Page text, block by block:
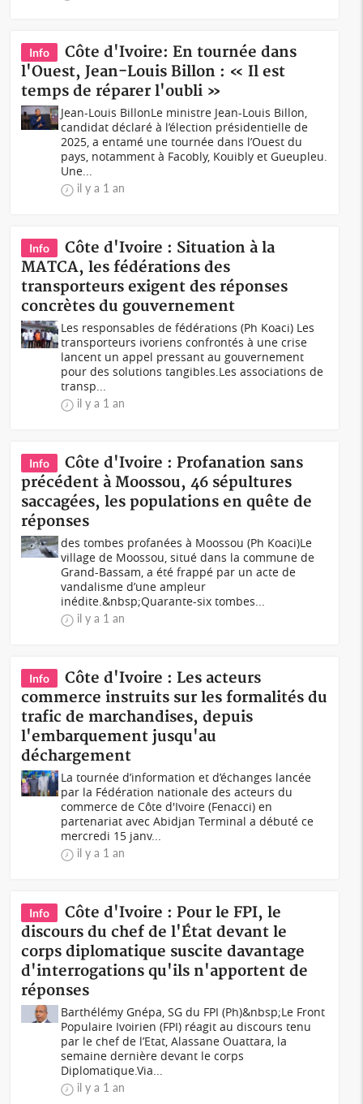
Info
Côte d'Ivoire: En tournée dans
l'Ouest, Jean-Louis Billon : « Il est
temps de réparer l'oubli »
Jean-Louis BillonLe ministre Jean-Louis Billon,
candidat déclaré à l’élection présidentielle de
2025, a entamé une tournée dans l’Ouest du
pays, notamment à Facobly, Kouibly et Gueupleu.
Une...
il y a 1 an
Info
Côte d'Ivoire : Situation à la
MATCA, les fédérations des
transporteurs exigent des réponses
concrètes du gouvernement
Les responsables de fédérations (Ph Koaci) Les
transporteurs ivoriens confrontés à une crise
lancent un appel pressant au gouvernement
pour des solutions tangibles.Les associations de
transp...
il y a 1 an
Info
Côte d'Ivoire : Profanation sans
précédent à Moossou, 46 sépultures
saccagées, les populations en quête de
réponses
des tombes profanées à Moossou (Ph Koaci)Le
village de Moossou, situé dans la commune de
Grand-Bassam, a été frappé par un acte de
vandalisme d’une ampleur
inédite.&nbsp;Quarante-six tombes...
il y a 1 an
Info
Côte d'Ivoire : Les acteurs
commerce instruits sur les formalités du
trafic de marchandises, depuis
l'embarquement jusqu'au
déchargement
La tournée d’information et d’échanges lancée
par la Fédération nationale des acteurs du
commerce de Côte d'Ivoire (Fenacci) en
partenariat avec Abidjan Terminal a débuté ce
mercredi 15 janv...
il y a 1 an
Info
Côte d'Ivoire : Pour le FPI, le
discours du chef de l'État devant le
corps diplomatique suscite davantage
d'interrogations qu'ils n'apportent de
réponses
Barthélémy Gnépa, SG du FPI (Ph)&nbsp;Le Front
Populaire Ivoirien (FPI) réagit au discours tenu
par le chef de l’Etat, Alassane Ouattara, la
semaine dernière devant le corps
Diplomatique.Via...
il y a 1 an